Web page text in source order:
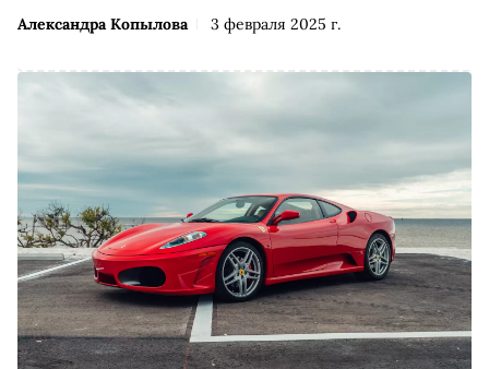
Александра Копылова 3 февраля 2025 г.